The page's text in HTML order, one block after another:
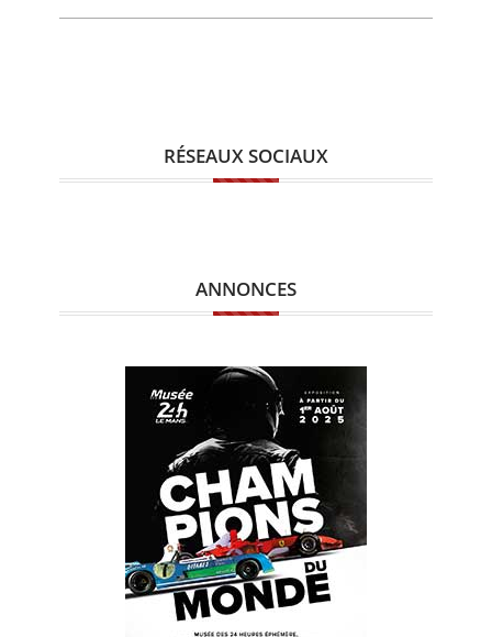
RÉSEAUX SOCIAUX
ANNONCES